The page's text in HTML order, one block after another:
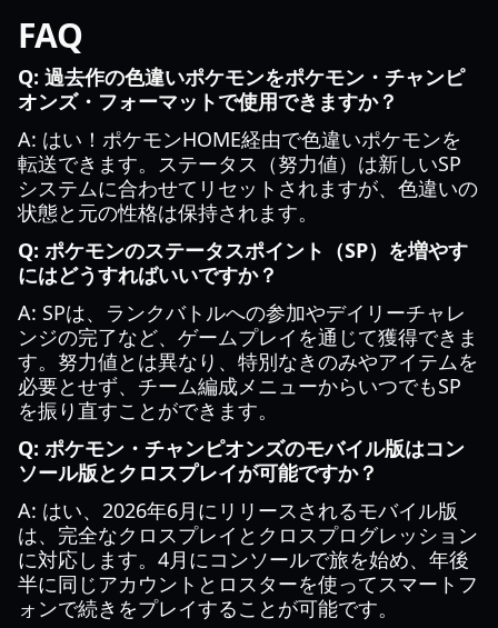
FAQ
Q: 過去作の色違いポケモンをポケモン・チャンピ
オンズ・フォーマットで使用できますか？
A: はい！ポケモンHOME経由で色違いポケモンを
転送できます。ステータス（努力値）は新しいSP
システムに合わせてリセットされますが、色違いの
状態と元の性格は保持されます。
Q: ポケモンのステータスポイント（SP）を増やす
にはどうすればいいですか？
A: SPは、ランクバトルへの参加やデイリーチャレ
ンジの完了など、ゲームプレイを通じて獲得できま
す。努力値とは異なり、特別なきのみやアイテムを
必要とせず、チーム編成メニューからいつでもSP
を振り直すことができます。
Q: ポケモン・チャンピオンズのモバイル版はコン
ソール版とクロスプレイが可能ですか？
A: はい、2026年6月にリリースされるモバイル版
は、完全なクロスプレイとクロスプログレッション
に対応します。4月にコンソールで旅を始め、年後
半に同じアカウントとロスターを使ってスマートフ
ォンで続きをプレイすることが可能です。